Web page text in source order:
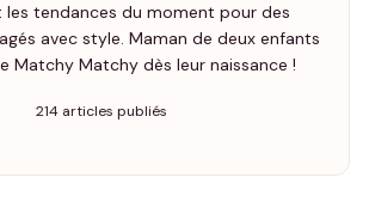
les tendances du moment pour des
avec style. Maman de deux enfants
Matchy Matchy dès leur naissance !
214 articles publiés